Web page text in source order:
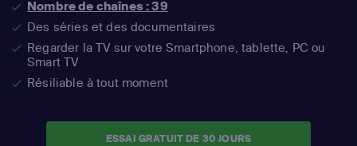
Nombre de chaînes : 39
Des séries et des documentaires
Regarder la TV sur votre Smartphone, tablette, PC ou
Smart TV
Résiliable à tout moment
ESSAI GRATUIT DE 30 JOURS